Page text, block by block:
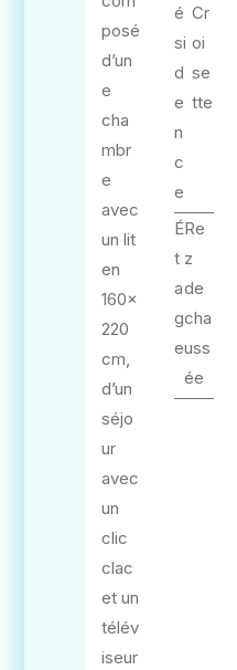
posé
d’un
e
cha
mbr
e
avec
un lit
en
160×
220
cm,
d’un
séjo
ur
avec
un
clic
clac
et un
télév
iseur
é
si
d
e
n
c
e
Cr
oi
se
tte
É
t
a
g
e
Re
z
de
cha
uss
ée